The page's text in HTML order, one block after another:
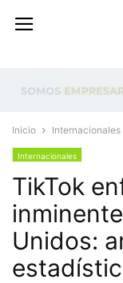
Inicio Internacionales
Internacionales
TikTok
Unidos: